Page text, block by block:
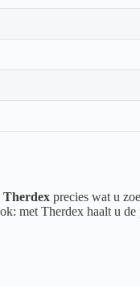
Therdex precies wat u
met Therdex haalt u